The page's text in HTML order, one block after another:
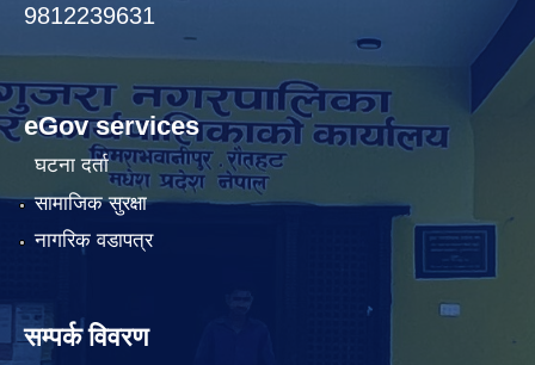
9812239631
eGov services
घटना दर्ता
सामाजिक सुरक्षा
नागरिक वडापत्र
सम्पर्क विवरण